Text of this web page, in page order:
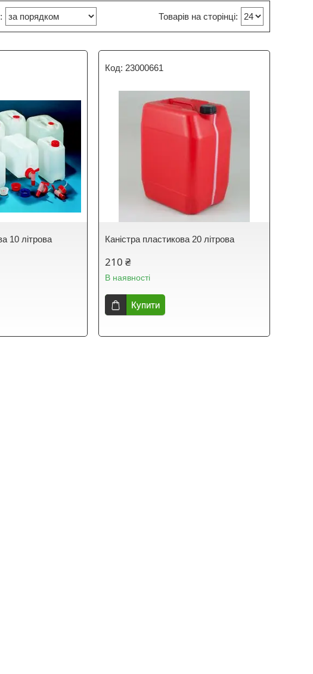
10 літрова
23000661
Каністра пластикова 20 літрова
210 ₴
В наявності
Купити